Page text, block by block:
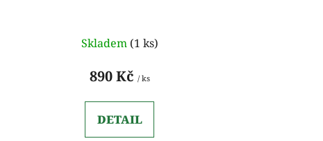
Skladem (1 ks)
890 Kč / ks
DETAIL